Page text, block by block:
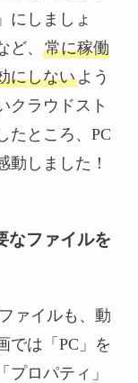
にしましょ
、 常に稼働
にしないよう
クラウドスト
たところ、PC
動しました！
なファイルを
ァイルも、動
では「PC」を
ロパティ」